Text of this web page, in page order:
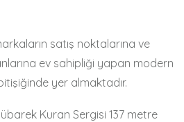
satış noktalarına ve
ev sahipliği yapan modern
yer almaktadır.
Kuran Sergisi 137 metre